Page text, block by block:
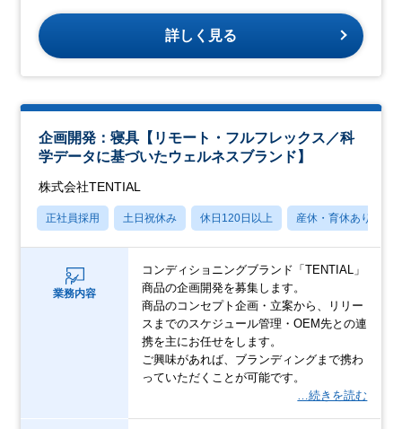
詳しく見る
企画開発：寝具【リモート・フルフレックス／科
学データに基づいたウェルネスブランド】
株式会社TENTIAL
正社員採用 土日祝休み 休日120日以上 産休・育休あり
業務内容
コンディショニングブランド「TENTIAL」
商品の企画開発を募集します。
商品のコンセプト企画・立案から、リリー
スまでのスケジュール管理・OEM先との連
携を主にお任せをします。
ご興味があれば、ブランディングまで携わ
っていただくことが可能です。
…続きを読む